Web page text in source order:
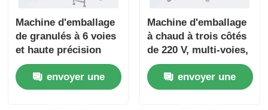
Machine d'emballage
de granulés à 6 voies
et haute précision
pour un emballage
multi-voies facile à
utiliser de granulés
envoyer une
Machine d'emballage
à chaud à trois côtés
de 220 V, multi-voies,
pour café instantané
et poudre
d'assaisonnement
envoyer une